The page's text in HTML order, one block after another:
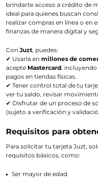
brindarte acceso a crédito de
ideal para quienes buscan
realizar compras en línea o en
finanzas de manera digital y
Con Juzt, puedes:
✔ Usarla en millones de
acepte Mastercard,
pagos en tiendas físicas.
✔ Tener control total de tu
ver tu saldo, revisar
✔ Disfrutar de un proceso de
(sujeto a verificación y
Requisitos para
Para solicitar tu tarjeta Juzt,
requisitos básicos, como:
Ser mayor de edad.